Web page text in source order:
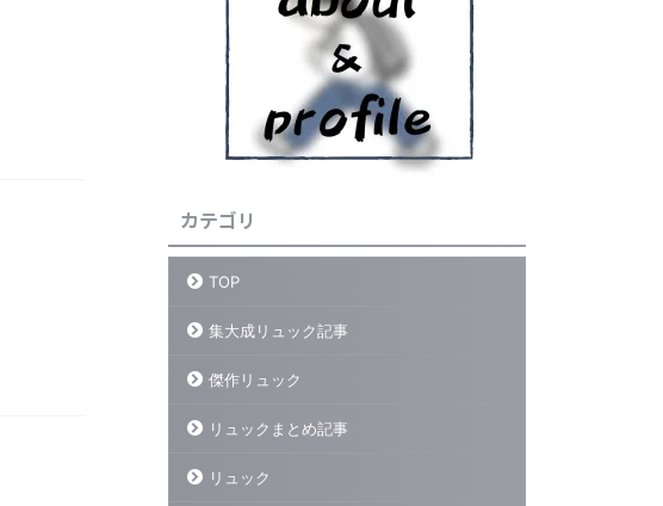
カテゴリ
TOP
集大成リュック記事
傑作リュック
リュックまとめ記事
リュック